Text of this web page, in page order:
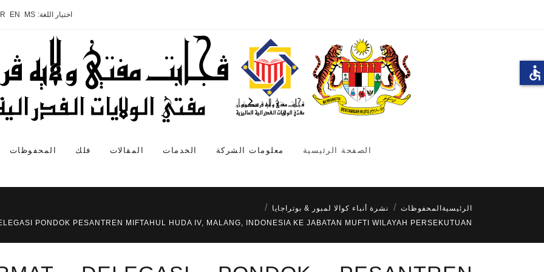
اختيار اللغة: MS
EN
الصفحة الرئيسية معلومات الشركة الخدمات المقالات فلك المحفوظات
الرئيسية المحفوظات
نشرة أنباء كوالا لمبور & بوتراجايا
PONDOK PESANTREN MIFTAHUL HUDA IV, MALANG, INDONESIA KE JABATAN MUFTI WILAYAH PERSEKUTUAN
accessible